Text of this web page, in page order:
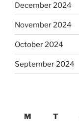
December 2024
November 2024
October 2024
September 2024
M
T